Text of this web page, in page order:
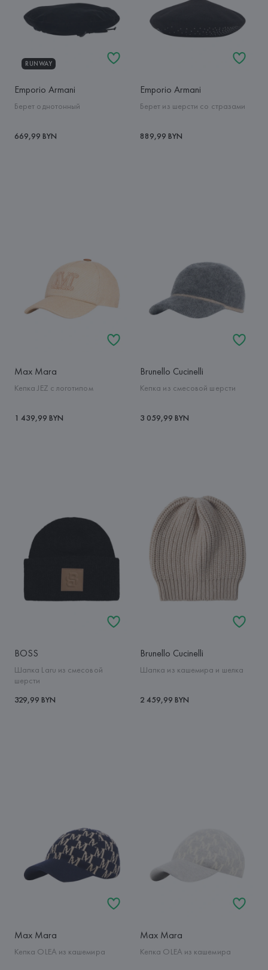
RUNWAY
Emporio Armani
Берет однотонный
669,99 BYN
Emporio Armani
Берет из шерсти со стразами
889,99 BYN
Max Mara
Кепка JEZ с логотипом
1 439,99 BYN
Brunello Cucinelli
Кепка из смесовой шерсти
3 059,99 BYN
BOSS
Шапка Laru из смесовой
шерсти
329,99 BYN
Brunello Cucinelli
Шапка из кашемира и шелка
2 459,99 BYN
Max Mara
Кепка OLEA из кашемира
Max Mara
Кепка OLEA из кашемира